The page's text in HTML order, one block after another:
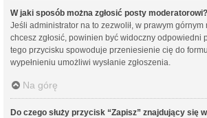
W jaki sposób można zgłosić posty moderatorowi?
Jeśli administrator na to zezwolił, w prawym górnym
chcesz zgłosić, powinien być widoczny odpowiedni
tego przycisku spowoduje przeniesienie cię do
wypełnieniu umożliwi wysłanie zgłoszenia.
Na górę
Do czego służy przycisk “Zapisz” znajdujący się